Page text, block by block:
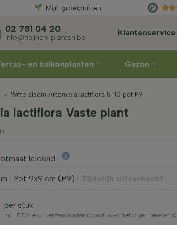
korting
Mijn groeipunten
Klantenservice
02 781 04 20
info@heijnen-planten.be
en balkonplanten Gazon
Witte alsem Artemisia lactiflora 5-10 pot P9
lactiflora Vaste plant
leidend
Pot 9x9 cm (P9)
per stuk
incl. BTW. excl. verzendkosten (wordt in winkelwagen berekend)